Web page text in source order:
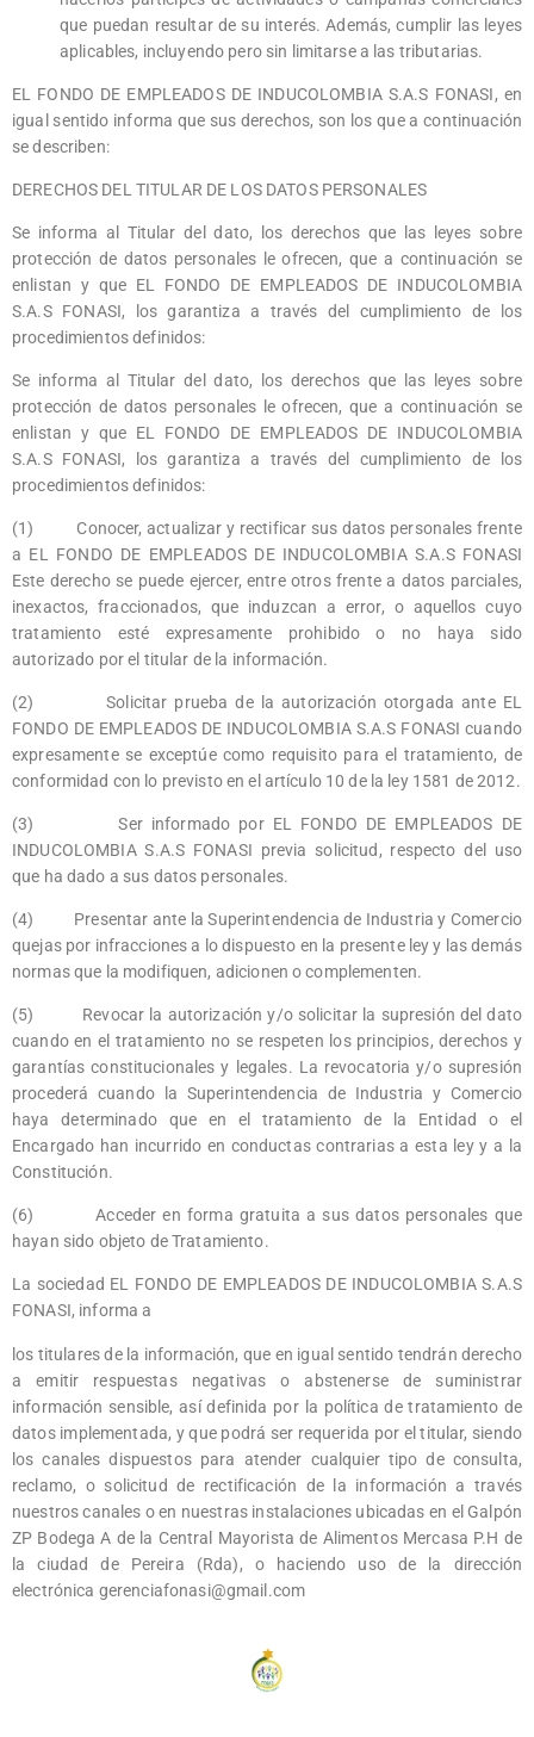
que puedan resultar de su interés. Además, cumplir las leyes
aplicables, incluyendo pero sin limitarse a las tributarias.
EL FONDO DE EMPLEADOS DE INDUCOLOMBIA S.A.S FONASI, en
igual sentido informa que sus derechos, son los que a continuación
se describen:
DERECHOS DEL TITULAR DE LOS DATOS PERSONALES
Se informa al Titular del dato, los derechos que las leyes sobre
protección de datos personales le ofrecen, que a continuación se
enlistan y que EL FONDO DE EMPLEADOS DE INDUCOLOMBIA
S.A.S FONASI, los garantiza a través del cumplimiento de los
procedimientos definidos:
Se informa al Titular del dato, los derechos que las leyes sobre
protección de datos personales le ofrecen, que a continuación se
enlistan y que EL FONDO DE EMPLEADOS DE INDUCOLOMBIA
S.A.S FONASI, los garantiza a través del cumplimiento de los
procedimientos definidos:
(1) Conocer, actualizar y rectificar sus datos personales frente
a EL FONDO DE EMPLEADOS DE INDUCOLOMBIA S.A.S FONASI
Este derecho se puede ejercer, entre otros frente a datos parciales,
inexactos, fraccionados, que induzcan a error, o aquellos cuyo
tratamiento esté expresamente prohibido o no haya sido
autorizado por el titular de la información.
(2) Solicitar prueba de la autorización otorgada ante EL
FONDO DE EMPLEADOS DE INDUCOLOMBIA S.A.S FONASI cuando
expresamente se exceptúe como requisito para el tratamiento, de
conformidad con lo previsto en el artículo 10 de la ley 1581 de 2012.
(3) Ser informado por EL FONDO DE EMPLEADOS DE
INDUCOLOMBIA S.A.S FONASI previa solicitud, respecto del uso
que ha dado a sus datos personales.
(4) Presentar ante la Superintendencia de Industria y Comercio
quejas por infracciones a lo dispuesto en la presente ley y las demás
normas que la modifiquen, adicionen o complementen.
(5) Revocar la autorización y/o solicitar la supresión del dato
cuando en el tratamiento no se respeten los principios, derechos y
garantías constitucionales y legales. La revocatoria y/o supresión
procederá cuando la Superintendencia de Industria y Comercio
haya determinado que en el tratamiento de la Entidad o el
Encargado han incurrido en conductas contrarias a esta ley y a la
Constitución.
(6) Acceder en forma gratuita a sus datos personales que
hayan sido objeto de Tratamiento.
La sociedad EL FONDO DE EMPLEADOS DE INDUCOLOMBIA S.A.S
FONASI, informa a
los titulares de la información, que en igual sentido tendrán derecho
a emitir respuestas negativas o abstenerse de suministrar
información sensible, así definida por la política de tratamiento de
datos implementada, y que podrá ser requerida por el titular, siendo
los canales dispuestos para atender cualquier tipo de consulta,
reclamo, o solicitud de rectificación de la información a través
nuestros canales o en nuestras instalaciones ubicadas en el Galpón
ZP Bodega A de la Central Mayorista de Alimentos Mercasa P.H de
la ciudad de Pereira (Rda), o haciendo uso de la dirección
electrónica gerenciafonasi@gmail.com